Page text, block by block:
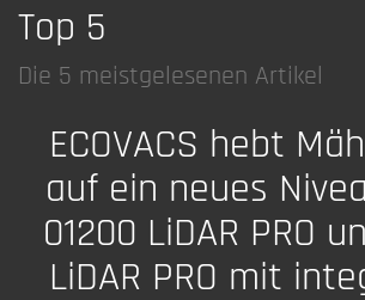
Top 5
Die 5 meistgelesenen Artikel
ECOVACS hebt
auf ein neues
01200 LiDAR PRO
LiDAR PRO mit